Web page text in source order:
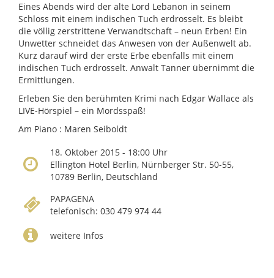
Eines Abends wird der alte Lord Lebanon in seinem
Schloss mit einem indischen Tuch erdrosselt. Es bleibt
die völlig zerstrittene Verwandtschaft – neun Erben! Ein
Unwetter schneidet das Anwesen von der Außenwelt ab.
Kurz darauf wird der erste Erbe ebenfalls mit einem
indischen Tuch erdrosselt. Anwalt Tanner übernimmt die
Ermittlungen.
Erleben Sie den berühmten Krimi nach Edgar Wallace als
LIVE-Hörspiel – ein Mordsspaß!
Am Piano : Maren Seiboldt
18. Oktober 2015 - 18:00 Uhr
Ellington Hotel Berlin, Nürnberger Str. 50-55,
10789 Berlin, Deutschland
PAPAGENA
telefonisch: 030 479 974 44
weitere Infos